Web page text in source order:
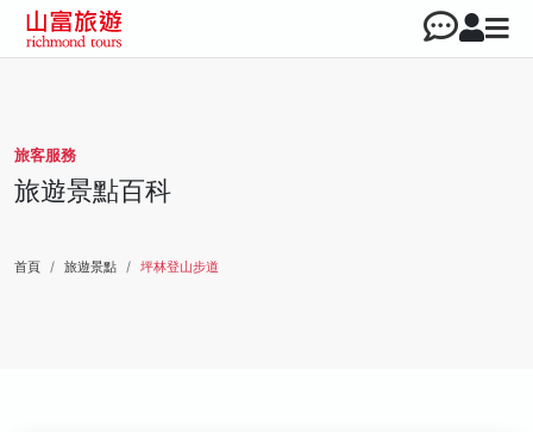
旅客服務
旅遊景點百科
首頁 旅遊景點 坪林登山步道